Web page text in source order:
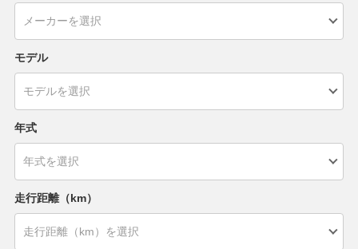
モデル
年式
走行距離（km）